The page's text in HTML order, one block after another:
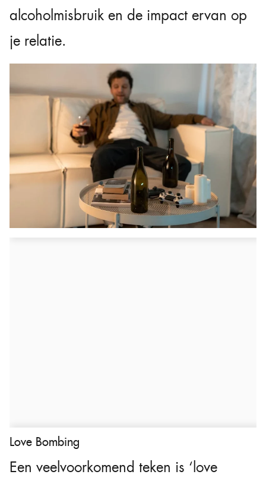
alcoholmisbruik en de impact ervan op
je relatie.
Love Bombing
Een veelvoorkomend teken is ‘love